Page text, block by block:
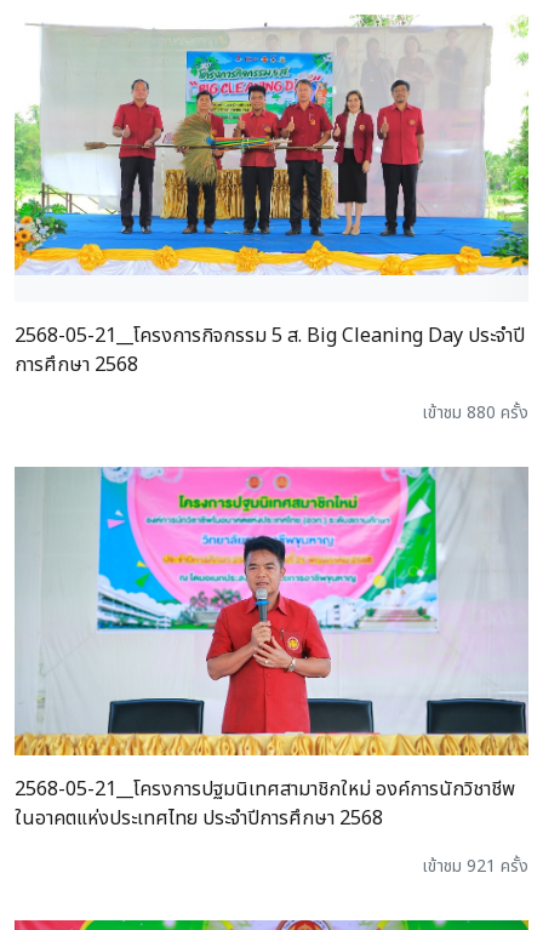
2568-05-21__โครงการกิจกรรม 5 ส. Big Cleaning Day ประจำปี
การศึกษา 2568
เข้าชม 880 ครั้ง
2568-05-21__โครงการปฐมนิเทศสามาชิกใหม่ องค์การนักวิชาชีพ
ในอาคตแห่งประเทศไทย ประจำปีการศึกษา 2568
เข้าชม 921 ครั้ง